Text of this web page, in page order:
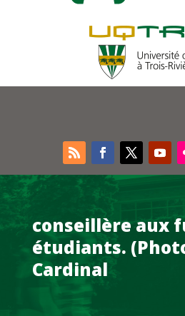
conseillère aux
étudiants.
Cardinal